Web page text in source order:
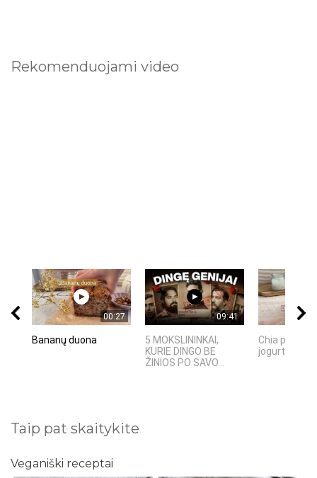
Rekomenduojami video
00:27
Bananų duona
09:41
5 MOKSLININKAI,
KURIE DINGO BE
ŽINIOS PO SAVO...
Chia
jogurtu
Taip pat skaitykite
Veganiški receptai